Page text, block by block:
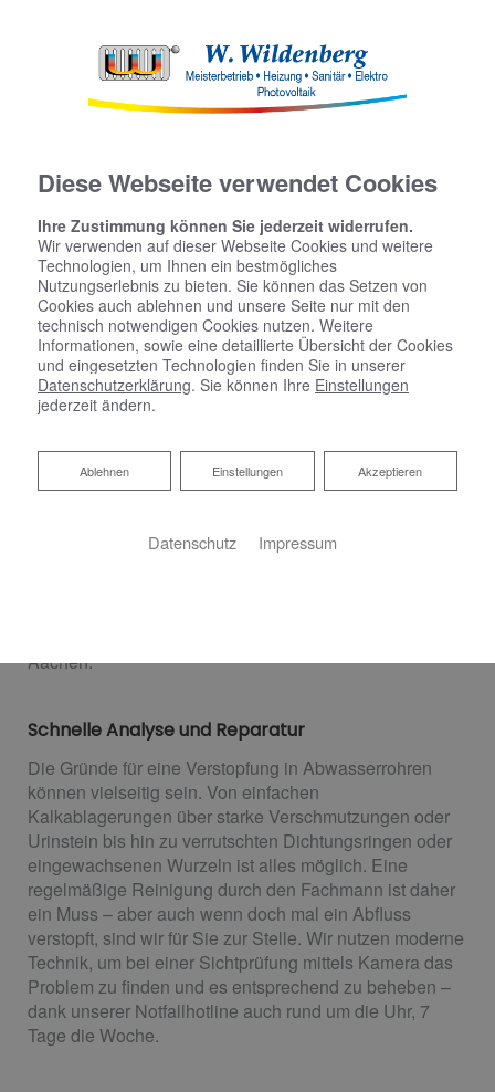
W. Wildenberg
Professionelle Rohrreinigung aus Aachen
Aachen.
Schnelle Analyse und Reparatur
Die Gründe für eine Verstopfung in Abwasserrohren
können vielseitig sein. Von einfachen
Kalkablagerungen über starke Verschmutzungen oder
Urinstein bis hin zu verrutschten Dichtungsringen oder
eingewachsenen Wurzeln ist alles möglich. Eine
regelmäßige Reinigung durch den Fachmann ist daher
ein Muss – aber auch wenn doch mal ein Abfluss
verstopft, sind wir für Sie zur Stelle. Wir nutzen moderne
Technik, um bei einer Sichtprüfung mittels Kamera das
Problem zu finden und es entsprechend zu beheben –
dank unserer Notfallhotline auch rund um die Uhr, 7
Tage die Woche.
Diese Webseite verwendet Cookies
Ihre Zustimmung können Sie jederzeit widerrufen.
Wir verwenden auf dieser Webseite Cookies und weitere
Technologien, um Ihnen ein bestmögliches
Nutzungserlebnis zu bieten. Sie können das Setzen von
Cookies auch ablehnen und unsere Seite nur mit den
technisch notwendigen Cookies nutzen. Weitere
Informationen, sowie eine detaillierte Übersicht der Cookies
und eingesetzten Technologien finden Sie in unserer
Datenschutzerklärung. Sie können Ihre Einstellungen
jederzeit ändern.
Akzeptieren
Einstellungen
Ablehnen
Ablehnen
Datenschutz Impressum